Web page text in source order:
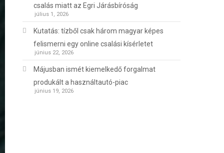
csalás miatt az Egri Járásbíróság
július 1, 2026
Kutatás: tízből csak három magyar képes
felismerni egy online csalási kísérletet
június 22, 2026
Májusban ismét kiemelkedő forgalmat
produkált a használtautó-piac
június 19, 2026